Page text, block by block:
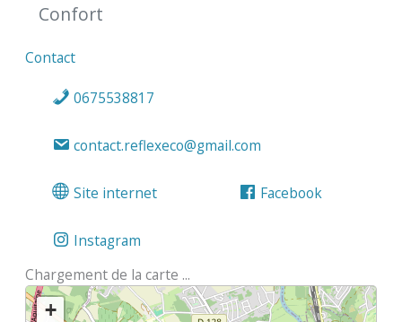
Confort
Contact
0675538817
contact.reflexeco@gmail.com
Site internet Facebook
Instagram
Chargement de la carte ...
+